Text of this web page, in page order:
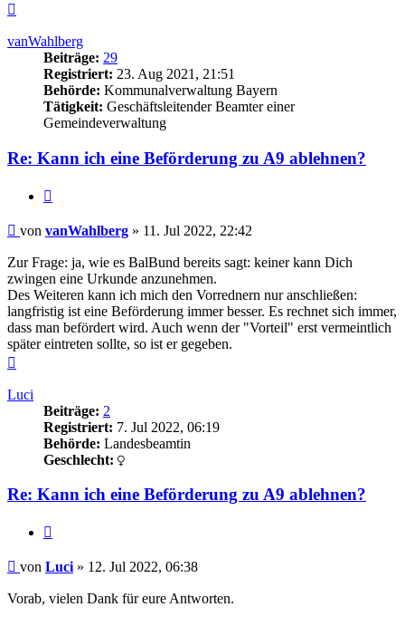
vanWahlberg
Beiträge: 29
Registriert: 23. Aug 2021, 21:51
Behörde: Kommunalverwaltung Bayern
Tätigkeit: Geschäftsleitender Beamter einer
Gemeindeverwaltung
Re: Kann ich eine Beförderung zu A9 ablehnen?
Beitrag
von vanWahlberg » 11. Jul 2022, 22:42
Zur Frage: ja, wie es BalBund bereits sagt: keiner kann Dich
zwingen eine Urkunde anzunehmen.
Des Weiteren kann ich mich den Vorrednern nur anschließen:
langfristig ist eine Beförderung immer besser. Es rechnet sich immer,
dass man befördert wird. Auch wenn der "Vorteil" erst vermeintlich
später eintreten sollte, so ist er gegeben.
Luci
Beiträge: 2
Registriert: 7. Jul 2022, 06:19
Behörde: Landesbeamtin
Geschlecht:
Re: Kann ich eine Beförderung zu A9 ablehnen?
Beitrag
von Luci » 12. Jul 2022, 06:38
Vorab, vielen Dank für eure Antworten.